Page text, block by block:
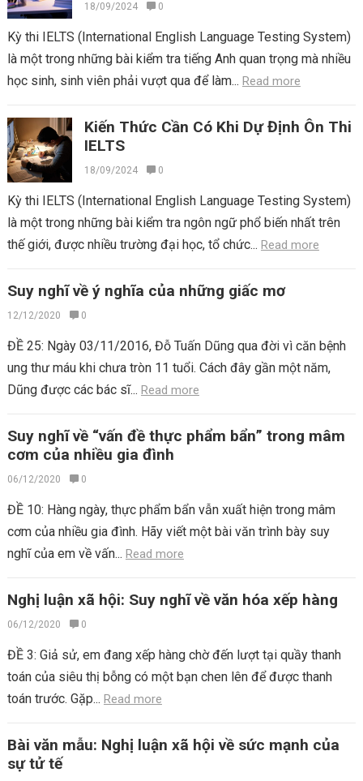
18/09/2024 0
Kỳ thi IELTS (International English Language Testing System)
là một trong những bài kiểm tra tiếng Anh quan trọng mà nhiều
học sinh, sinh viên phải vượt qua để làm... Read more
Kiến Thức Cần Có Khi Dự Định Ôn Thi
IELTS
18/09/2024 0
Kỳ thi IELTS (International English Language Testing System)
là một trong những bài kiểm tra ngôn ngữ phổ biến nhất trên
thế giới, được nhiều trường đại học, tổ chức... Read more
Suy nghĩ về ý nghĩa của những giấc mơ
12/12/2020 0
ĐỀ 25: Ngày 03/11/2016, Đỗ Tuấn Dũng qua đời vì căn bệnh
ung thư máu khi chưa tròn 11 tuổi. Cách đây gần một năm,
Dũng được các bác sĩ... Read more
Suy nghĩ về “vấn đề thực phẩm bẩn” trong mâm
cơm của nhiều gia đình
06/12/2020 0
ĐỀ 10: Hàng ngày, thực phẩm bẩn vẫn xuất hiện trong mâm
cơm của nhiều gia đình. Hãy viết một bài văn trình bày suy
nghĩ của em về vấn... Read more
Nghị luận xã hội: Suy nghĩ về văn hóa xếp hàng
06/12/2020 0
ĐỀ 3: Giả sử, em đang xếp hàng chờ đến lượt tại quầy thanh
toán của siêu thị bỗng có một bạn chen lên để được thanh
toán trước. Gặp... Read more
Bài văn mẫu: Nghị luận xã hội về sức mạnh của
sự tử tế